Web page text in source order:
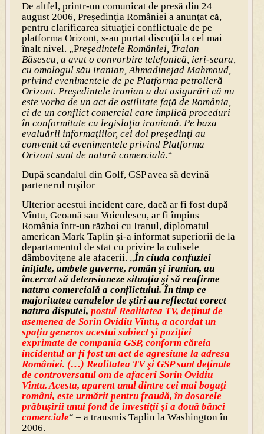
De altfel, printr-un comunicat de presă din 24
august 2006, Preşedinţia României a anunţat că,
pentru clarificarea situaţiei conflictuale de pe
platforma Orizont, s-au purtat discuţii la cel mai
înalt nivel. „Preşedintele României, Traian
Băsescu, a avut o convorbire telefonică, ieri-seara,
cu omologul său iranian, Ahmadinejad Mahmoud,
privind evenimentele de pe Platforma petrolieră
Orizont. Preşedintele iranian a dat asigurări că nu
este vorba de un act de ostilitate faţă de România,
ci de un conflict comercial care implică proceduri
în conformitate cu legislaţia iraniană. Pe baza
evaluării informaţiilor, cei doi preşedinţi au
convenit că evenimentele privind Platforma
Orizont sunt de natură comercială.“
După scandalul din Golf, GSP avea să devină
partenerul ruşilor
Ulterior acestui incident care, dacă ar fi fost după
Vîntu, Geoană sau Voiculescu, ar fi împins
România într-un război cu Iranul, diplomatul
american Mark Taplin şi-a informat superiorii de la
departamentul de stat cu privire la culisele
dâmboviţene ale afacerii. „În ciuda confuziei
iniţiale, ambele guverne, român şi iranian, au
încercat să detensioneze situaţia şi să reafirme
natura comercială a conflictului. În timp ce
majoritatea canalelor de ştiri au reflectat corect
natura disputei, postul Realitatea TV, deţinut de
asemenea de Sorin Ovidiu Vîntu, a acordat un
spaţiu generos acestui subiect şi poziţiei
exprimate de compania GSP, conform căreia
incidentul ar fi fost un act de agresiune la adresa
României. (…) Realitatea TV şi GSP sunt deţinute
de controversatul om de afaceri Sorin Ovidiu
Vîntu. Acesta, aparent unul dintre cei mai bogaţi
români, este urmărit pentru fraudă, în dosarele
prăbuşirii unui fond de investiţii şi a două bănci
comerciale“ – a transmis Taplin la Washington în
2006.